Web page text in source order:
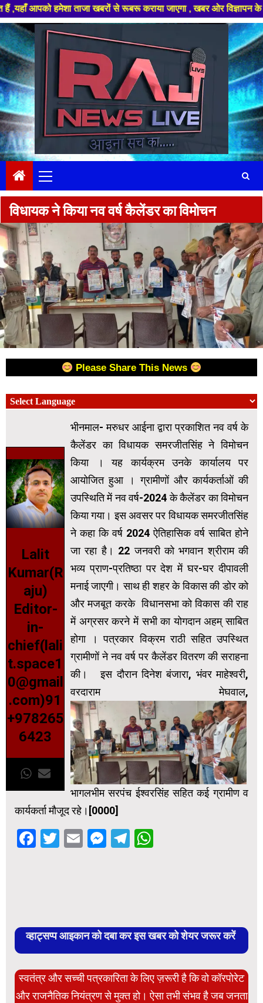
हमेशा ताजा खबरों से रूबरू कराया जाएगा , खबर ओर विज्ञापन के लिए
Skip
to
content
Menu
विधायक ने किया नव वर्ष कैलेंडर का विमोचन
Please Share This News
Lalit
Kumar(R
aju)
Editor-
in-
chief(lali
t.space1
0@gmail
.com)91
+978265
6423
भीनमाल- मरुधर आईना द्वारा प्रकाशित नव वर्ष के
कैलेंडर का विधायक समरजीतसिंह ने विमोचन
किया । यह कार्यक्रम उनके कार्यालय पर
आयोजित हुआ । ग्रामीणों और कार्यकर्ताओं की
उपस्थिति में नव वर्ष-2024 के कैलेंडर का विमोचन
किया गया। इस अवसर पर विधायक समरजीतसिंह
ने कहा कि वर्ष 2024 ऐतिहासिक वर्ष साबित होने
जा रहा है। 22 जनवरी को भगवान श्रीराम की
भव्य प्राण-प्रतिष्ठा पर देश में घर-घर दीपावली
मनाई जाएगी। साथ ही शहर के विकास की डोर को
और मजबूत करके विधानसभा को विकास की राह
में अग्रसर करने में सभी का योगदान अहम् साबित
होगा । पत्रकार विक्रम राठी सहित उपस्थित
ग्रामीणों ने नव वर्ष पर कैलेंडर वितरण की सराहना
की। इस दौरान दिनेश बंजारा, भंवर माहेश्वरी,
वरदाराम मेघवाल,
भागलभीम सरपंच ईश्वरसिंह सहित कई ग्रामीण व
कार्यकर्ता मौजूद रहे।[0000]
Facebook
Twitter
EmailMessenger
Telegram
व्हाट्सप्प आइकान को दबा कर इस खबर को शेयर जरूर करें
स्वतंत्र और सच्ची पत्रकारिता के लिए ज़रूरी है कि वो कॉरपोरेट
और राजनैतिक नियंत्रण से मुक्त हो। ऐसा तभी संभव है जब जनता